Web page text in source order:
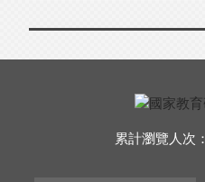
累計瀏覽人次：